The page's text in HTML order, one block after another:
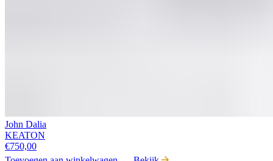
John Dalia
KEATON
€750,00